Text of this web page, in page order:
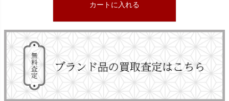
カートに入れる